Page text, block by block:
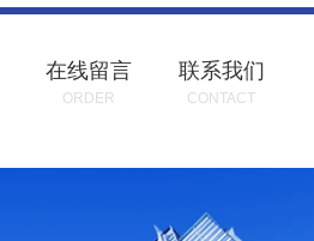
在线留言
ORDER
联系我们
CONTACT